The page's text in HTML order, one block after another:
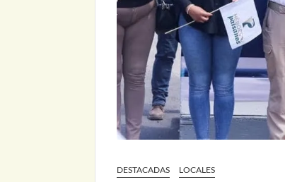
DESTACADAS LOCALES